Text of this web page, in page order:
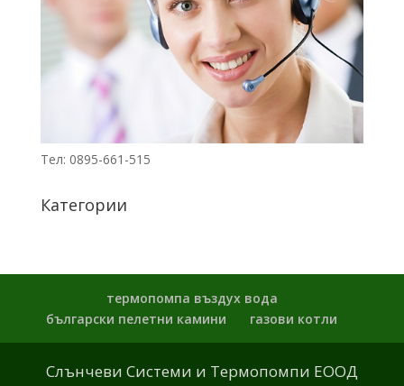
Тел: 0895-661-515
Категории
термопомпа въздух вода
български пелетни камини
газови котли
Слънчеви Системи и Термопомпи ЕООД